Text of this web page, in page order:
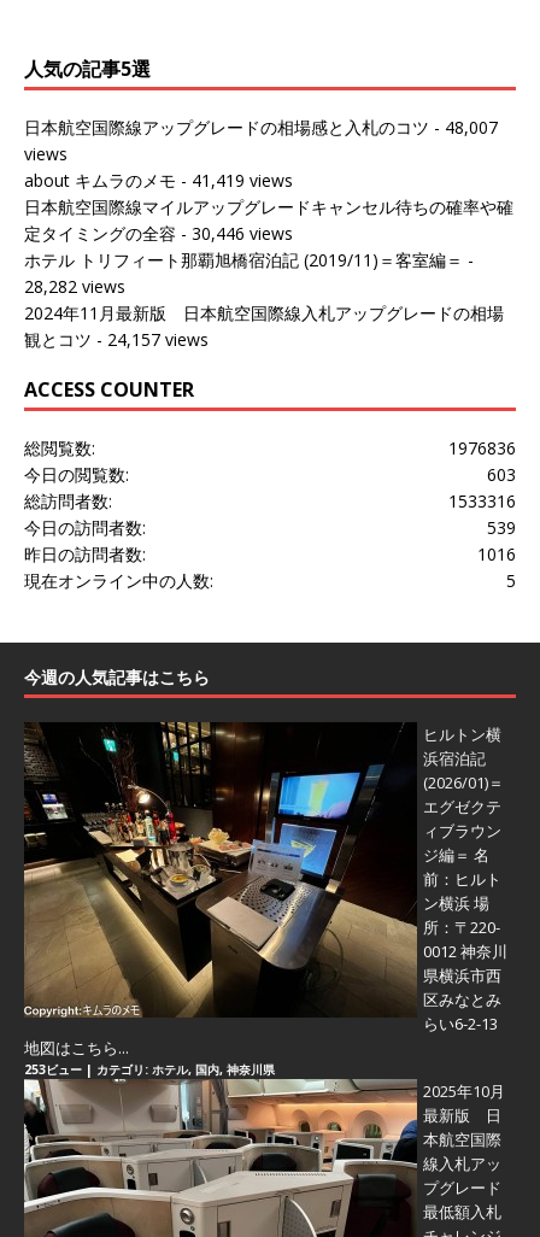
人気の記事5選
日本航空国際線アップグレードの相場感と入札のコツ - 48,007
views
about キムラのメモ - 41,419 views
日本航空国際線マイルアップグレードキャンセル待ちの確率や確
定タイミングの全容 - 30,446 views
ホテル トリフィート那覇旭橋宿泊記 (2019/11)＝客室編＝ -
28,282 views
2024年11月最新版 日本航空国際線入札アップグレードの相場
観とコツ - 24,157 views
ACCESS COUNTER
1976836
総閲覧数:
603
今日の閲覧数:
1533316
総訪問者数:
539
今日の訪問者数:
1016
昨日の訪問者数:
5
現在オンライン中の人数:
今週の人気記事はこちら
ヒルトン横
浜宿泊記
(2026/01)＝
エグゼクテ
ィブラウン
ジ編＝ 名
前：ヒルト
ン横浜 場
所：〒220-
0012 神奈川
県横浜市西
区みなとみ
らい6-2-13
地図はこちら...
253ビュー | カテゴリ: ホテル, 国内, 神奈川県
2025年10月
最新版 日
本航空国際
線入札アッ
プグレード
最低額入札